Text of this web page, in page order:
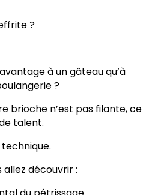
?
à un gâteau qu’à
?
brioche n’est pas filante, ce
talent.
découvrir :